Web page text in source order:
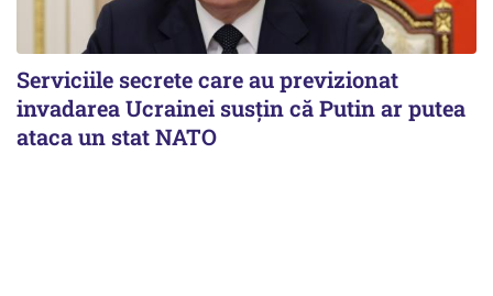
Serviciile secrete care au previzionat
invadarea Ucrainei susțin că Putin ar putea
ataca un stat NATO